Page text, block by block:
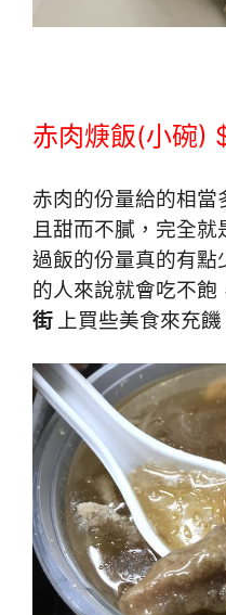
赤肉焿飯(小碗)
赤肉的份量給的相當
且甜而不膩，完全就
過飯的份量真的有點
的人來說就會吃不飽
街 上買些美食來充饑